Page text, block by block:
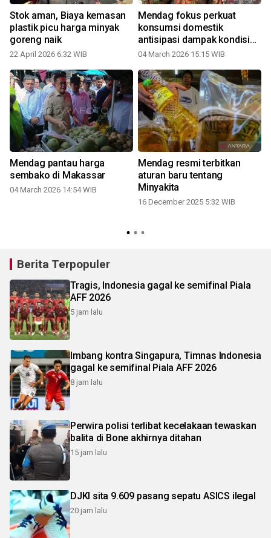
Stok aman, Biaya kemasan
plastik picu harga minyak
goreng naik
22 April 2026 6:32 WIB
Mendag fokus perkuat
konsumsi domestik
antisipasi dampak kondisi
Timur Tengah
04 March 2026 15:15 WIB
Mendag pantau harga
sembako di Makassar
04 March 2026 14:54 WIB
Mendag resmi terbitkan
aturan baru tentang
Minyakita
16 December 2025 5:32 WIB
Berita Terpopuler
Tragis, Indonesia gagal ke semifinal Piala
AFF 2026
5 jam lalu
Imbang kontra Singapura, Timnas Indonesia
gagal ke semifinal Piala AFF 2026
8 jam lalu
Perwira polisi terlibat kecelakaan tewaskan
balita di Bone akhirnya ditahan
15 jam lalu
DJKI sita 9.609 pasang sepatu ASICS ilegal
20 jam lalu